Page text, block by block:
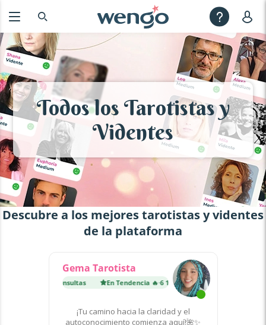
Todos los Tarotistas y
Videntes
Descubre a los mejores tarotistas y videntes
de la plataforma
Gema Tarotista
6 100 consultas En Tendencia 🔥· 6 100 consultas
¡Tu camino hacia la claridad y el
autoconocimiento comienza aquí!🌺✨